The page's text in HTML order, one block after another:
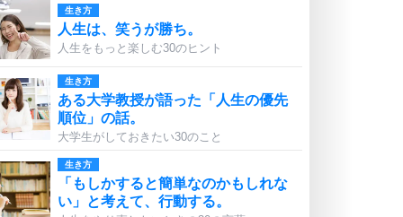
生き方
人生は、笑うが勝ち。
人生をもっと楽しむ30のヒント
生き方
ある大学教授が語った「人生の優先
順位」の話。
大学生がしておきたい30のこと
生き方
「もしかすると簡単なのかもしれな
い」と考えて、行動する。